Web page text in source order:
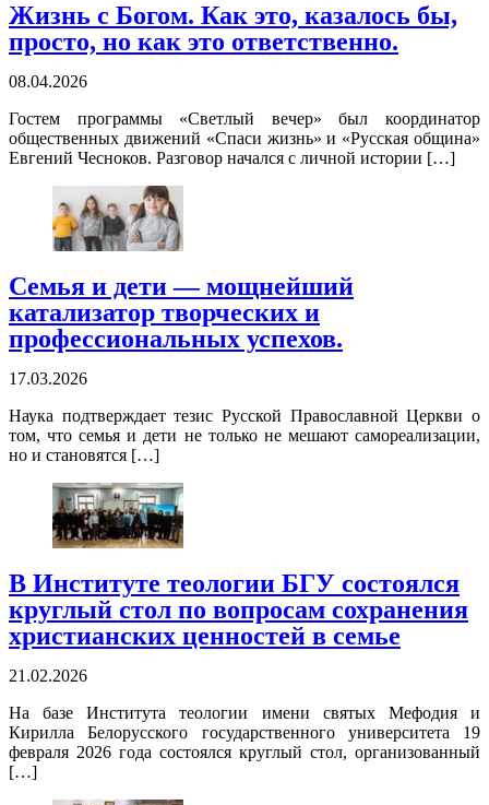
Жизнь с Богом. Как это, казалось бы,
просто, но как это ответственно.
08.04.2026
Гостем программы «Светлый вечер» был координатор
общественных движений «Спаси жизнь» и «Русская община»
Евгений Чесноков. Разговор начался с личной истории […]
Семья и дети — мощнейший
катализатор творческих и
профессиональных успехов.
17.03.2026
Наука подтверждает тезис Русской Православной Церкви о
том, что семья и дети не только не мешают самореализации,
но и становятся […]
В Институте теологии БГУ состоялся
круглый стол по вопросам сохранения
христианских ценностей в семье
21.02.2026
На базе Института теологии имени святых Мефодия и
Кирилла Белорусского государственного университета 19
февраля 2026 года состоялся круглый стол, организованный
[…]